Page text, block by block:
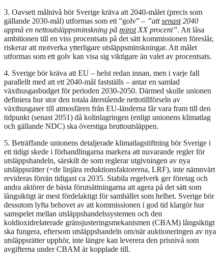
3. Oavsett målnivå bör Sverige kräva att 2040-målet (precis som
gällande 2030-mål) utformas som ett ”golv” – ”attsenast2040
uppnå en nettoutsläppsminskning på minstXX procent”. Att låsa
ambitionen till en viss procentsats på det sätt kommissionen föreslår,
riskerar att motverka ytterligare utsläppsminskningar. Att målet
utformas som ett golv kan visa sig viktigare än valet av procentsats.
4. Sverige bör kräva att EU – helst redan innan, men i varje fall
parallellt med att ett 2040-mål fastställs – antar en samlad
växthusgasbudget för perioden 2030-2050. Därmed skulle unionen
definiera hur stor den totala återstående nettotillförseln av
växthusgaser till atmosfären från EU-länderna får vara fram till den
tidpunkt (senast 2051) då kolinlagringen (enligt unionens klimatlag
och gällande NDC) ska överstiga bruttoutsläppen.
5. Beträffande unionens detaljerade klimatlagstiftning bör Sverige i
ett tidigt skede i förhandlingarna markera att nuvarande regler för
utsläppshandeln, särskilt de som reglerar utgivningen av nya
utsläppsrätter (=de linjära reduktionsfaktorerna, LRF), inte nämnvärt
revideras förrän tidigast ca 2035. Stabila regelverk ger företag och
andra aktörer de bästa förutsättningarna att agera på det sätt som
långsiktigt är mest fördelaktigt för samhället som helhet. Sverige bör
dessutom lyfta behovet av att kommissionen i god tid klargör hur
samspelet mellan utsläppshandelssystemen och den
koldioxidrelaterade gränsjusteringsmekanismen (CBAM) långsiktigt
ska fungera, eftersom utsläppshandeln om/när auktioneringen av nya
utsläppsrätter upphör, inte längre kan leverera den prisnivå som
avgifterna under CBAM är kopplade till.